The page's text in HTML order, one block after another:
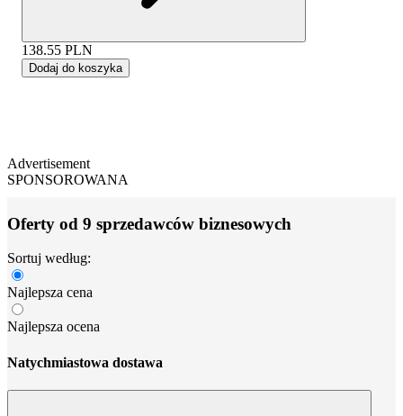
138.55 PLN
Dodaj do koszyka
Advertisement
SPONSOROWANA
Oferty od 9 sprzedawców biznesowych
Sortuj według:
Najlepsza cena
Najlepsza ocena
Natychmiastowa dostawa